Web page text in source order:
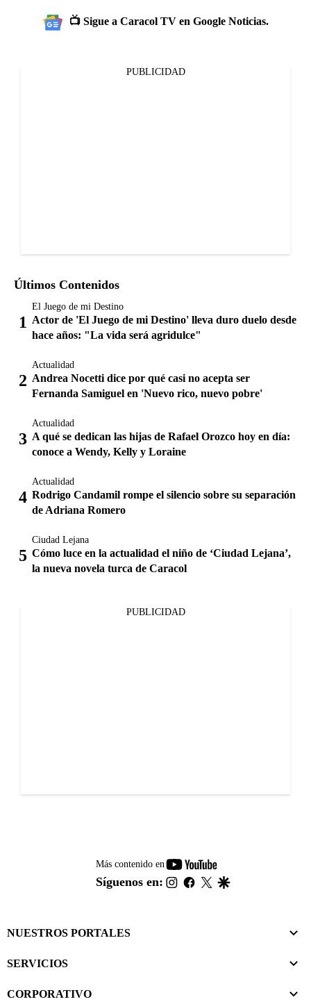
📺 Sigue a Caracol TV en Google Noticias.
PUBLICIDAD
Últimos Contenidos
El Juego de mi Destino
Actor de 'El Juego de mi Destino' lleva duro duelo desde
hace años: "La vida será agridulce"
Actualidad
Andrea Nocetti dice por qué casi no acepta ser
Fernanda Samiguel en 'Nuevo rico, nuevo pobre'
Actualidad
A qué se dedican las hijas de Rafael Orozco hoy en día:
conoce a Wendy, Kelly y Loraine
Actualidad
Rodrigo Candamil rompe el silencio sobre su separación
de Adriana Romero
Ciudad Lejana
Cómo luce en la actualidad el niño de ‘Ciudad Lejana’,
la nueva novela turca de Caracol
PUBLICIDAD
Más contenido en
youtube-
footer
Síguenos en: instagram
facebook
twitter
NUESTROS PORTALES
SERVICIOS
CORPORATIVO